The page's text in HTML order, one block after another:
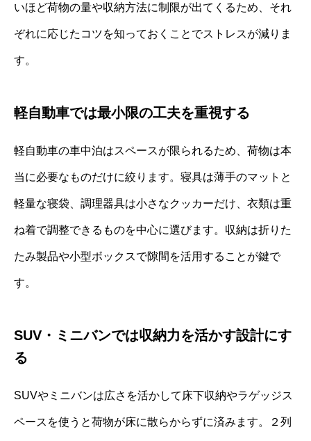
いほど荷物の量や収納方法に制限が出てくるため、それ
ぞれに応じたコツを知っておくことでストレスが減りま
す。
軽自動車では最小限の工夫を重視する
軽自動車の車中泊はスペースが限られるため、荷物は本
当に必要なものだけに絞ります。寝具は薄手のマットと
軽量な寝袋、調理器具は小さなクッカーだけ、衣類は重
ね着で調整できるものを中心に選びます。収納は折りた
たみ製品や小型ボックスで隙間を活用することが鍵で
す。
SUV・ミニバンでは収納力を活かす設計にす
る
SUVやミニバンは広さを活かして床下収納やラゲッジス
ペースを使うと荷物が床に散らからずに済みます。２列